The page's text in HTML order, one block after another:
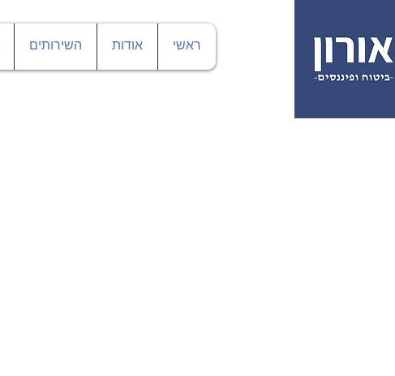
השירותים אודות ראשי